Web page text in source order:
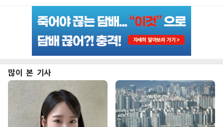
많이 본 기사